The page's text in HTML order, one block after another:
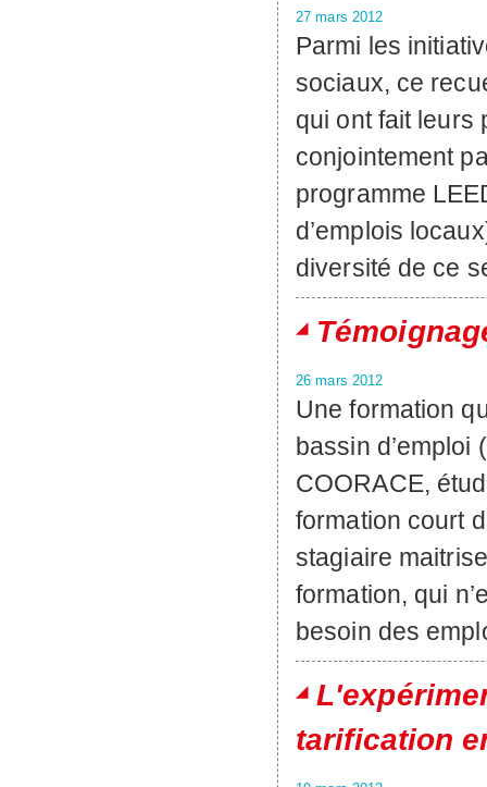
27 mars 2012
Parmi les
sociaux, ce
qui ont fait leurs
conjointement
programme
d’emplois
diversité de ce
26 mars 2012
Une formation
bassin
COORACE,
formation court
stagiaire
formation, qui
besoin des
tarification